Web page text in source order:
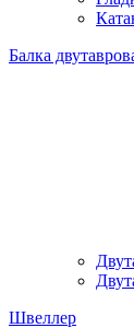
Балка
Швеллер